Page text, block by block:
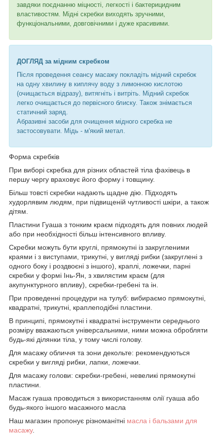
завдяки поєднанню міцності, легкості і бактерицидним
властивостям. Мідні скребки виходять зручними,
функціональними, довговічними і дуже красивими.
ДОГЛЯД за мідним скребком
Після проведення сеансу масажу покладіть мідний скребок
на одну хвилину в киплячу воду з лимонною кислотою
(очищається відразу), витягніть і витріть. Мідний скребок
легко очищається до первісного блиску. Також знімається
статичний заряд.
Абразивні засоби для очищення мідного скребка не
застосовувати. Мідь - м'який метал.
Форма скребків
При виборі скребка для різних областей тіла фахівець в
першу чергу враховує його форму і товщину.
Більш товсті скребки надають щадне дію. Підходять
худорлявим людям, при підвищеній чутливості шкіри, а також
дітям.
Пластини Гуаша з тонким краєм підходять для повних людей
або при необхідності більш інтенсивного впливу.
Скребки можуть бути круглі, прямокутні із закругленими
краями і з виступами, трикутні, у вигляді рибки (закруглені з
одного боку і роздвоєні з іншого), краплі, ложечки, парні
скребки у формі Інь-Ян, з хвилястим краєм (для
акупунктурного впливу), скребки-гребені та ін.
При проведенні процедури на тулуб: вибираємо прямокутні,
квадратні, трикутні, краплеподібні пластини.
В принципі, прямокутні і квадратні інструменти середнього
розміру вважаються універсальними, ними можна обробляти
будь-які ділянки тіла, у тому числі голову.
Для масажу обличчя та зони декольте: рекомендуються
скребки у вигляді рибки, лапки, ложечки.
Для масажу голови: скребки-гребені, невеликі прямокутні
пластини.
Масаж гуаша проводиться з використанням олії гуаша або
будь-якого іншого масажного масла
Наш магазин пропонує різноманітні масла і бальзами для
масажу.